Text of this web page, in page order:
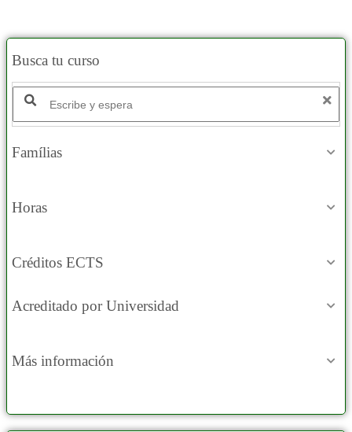
Busca tu curso
Buscar productos:
Famílias
Horas
Créditos ECTS
Acreditado por Universidad
Más información